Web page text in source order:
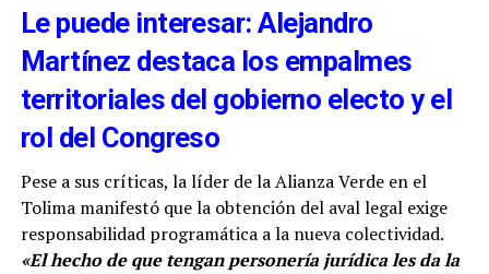
Le puede interesar: Alejandro
Martínez destaca los empalmes
territoriales del gobierno electo y el
rol del Congreso
Pese a sus críticas, la líder de la Alianza Verde en el
Tolima manifestó que la obtención del aval legal exige
responsabilidad programática a la nueva colectividad.
«El hecho de que tengan personería jurídica les da la